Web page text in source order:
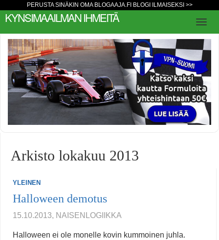
PERUSTA SINÄKIN OMA BLOGAAJA.FI BLOGI ILMAISEKSI >>
KYNSIMAAILMAN IHMEITÄ
Arkisto lokakuu 2013
YLEINEN
Halloween demotus
15.10.2013, NAISENLOGIIKKA
Halloween ei ole monelle kovin kummoinen juhla.